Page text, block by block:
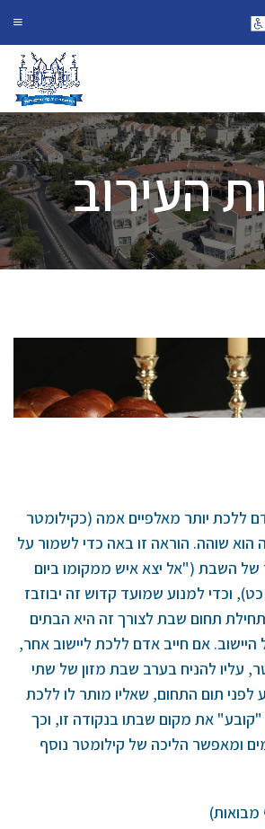
העירוב
ללכת יותר מאלפיים אמה (כקילומטר
שוהה. הוראה זו באה כדי לשמור על
של השבת ("אל יצא איש ממקומו ביום
וכדי למנוע שמועד קדוש זה יבוזבז
תחום שבת לצורך זה היא הבתים
אם חייב אדם ללכת ליישוב אחר,
עליו להניח בערב שבת מזון של שתי
לפני תום התחום, שאליו מותר לו ללכת
את מקום שבתו בנקודה זו, וכך
ומאפשר הליכה של קילומטר נוסף
מבואות)